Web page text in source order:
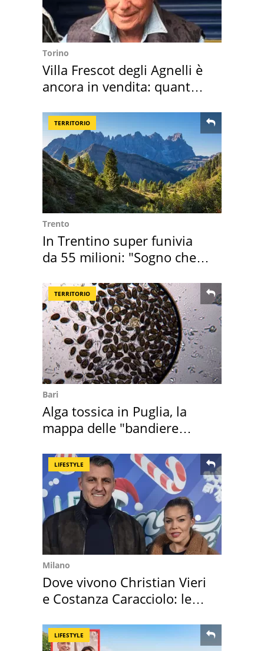
Torino
Villa Frescot degli Agnelli è
ancora in vendita: quanto
TERRITORIO
Trento
In Trentino super funivia
da 55 milioni: "Sogno che si
TERRITORIO
Bari
Alga tossica in Puglia, la
mappa delle "bandiere
LIFESTYLE
Milano
Dove vivono Christian Vieri
e Costanza Caracciolo: le
LIFESTYLE